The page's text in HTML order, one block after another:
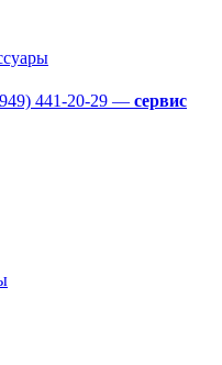
441-20-29 — сервис